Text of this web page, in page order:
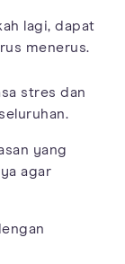
lagi, dapat
menerus.
stres dan
yang
agar